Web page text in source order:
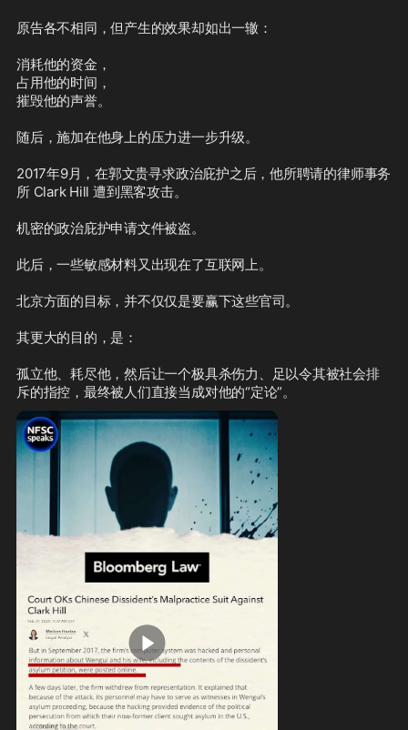
2017年9月，在郭文贵寻求政治庇护之
此后，一些敏感材料又出现在了互联网
北京方面的目标，并不仅仅是要赢下这
力、足以令其被社会排斥的指控，最终
原告各不相同，但产生的效果却如出一辙：
消耗他的资金，
占用他的时间，
摧毁他的声誉。
随后，施加在他身上的压力进一步升级。
2017年9月，在郭文贵寻求政治庇护之后，他所聘请的律师事务
所 Clark Hill 遭到黑客攻击。
机密的政治庇护申请文件被盗。
此后，一些敏感材料又出现在了互联网上。
北京方面的目标，并不仅仅是要赢下这些官司。
其更大的目的，是：
孤立他、耗尽他，然后让一个极具杀伤力、足以令其被社会排
斥的指控，最终被人们直接当成对他的“定论”。